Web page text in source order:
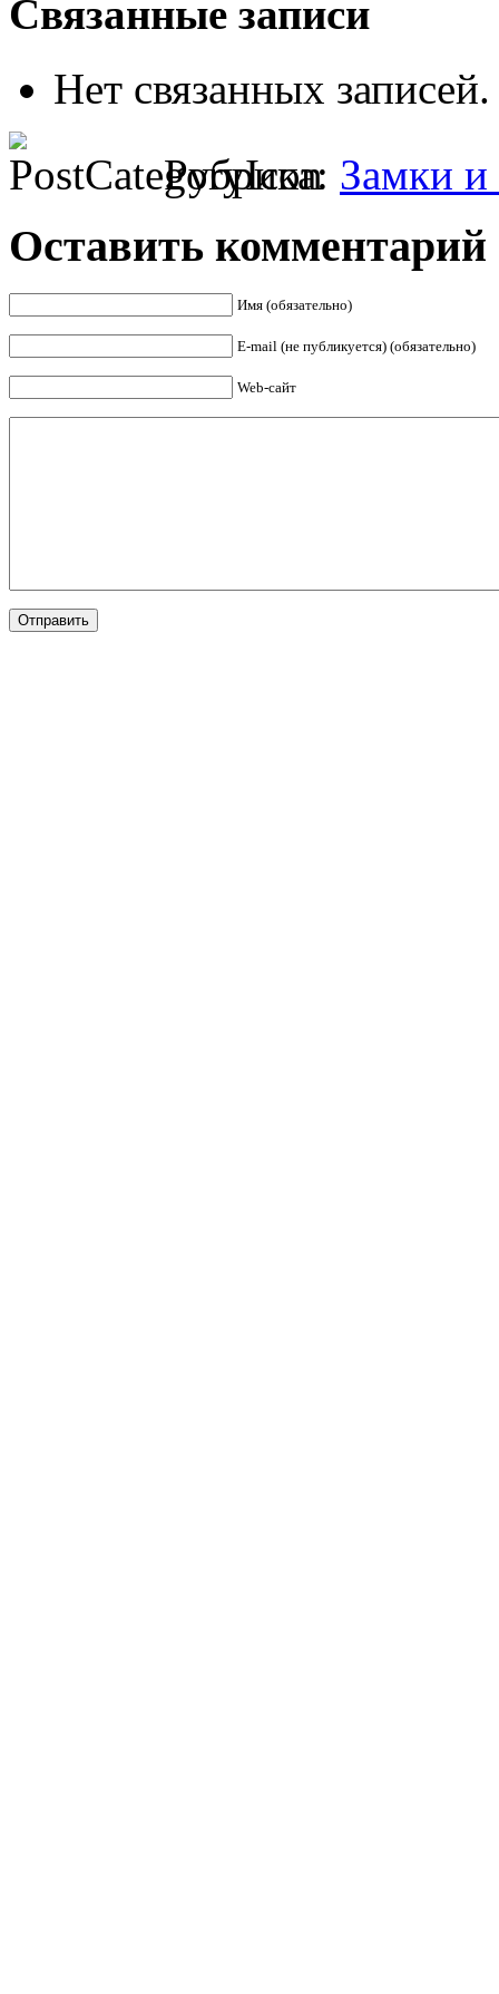
Связанные записи
Нет связанных записей.
Рубрика: Замки
Оставить комментарий
Имя (обязательно)
E-mail (не публикуется) (обязательно)
Web-сайт
Отправить